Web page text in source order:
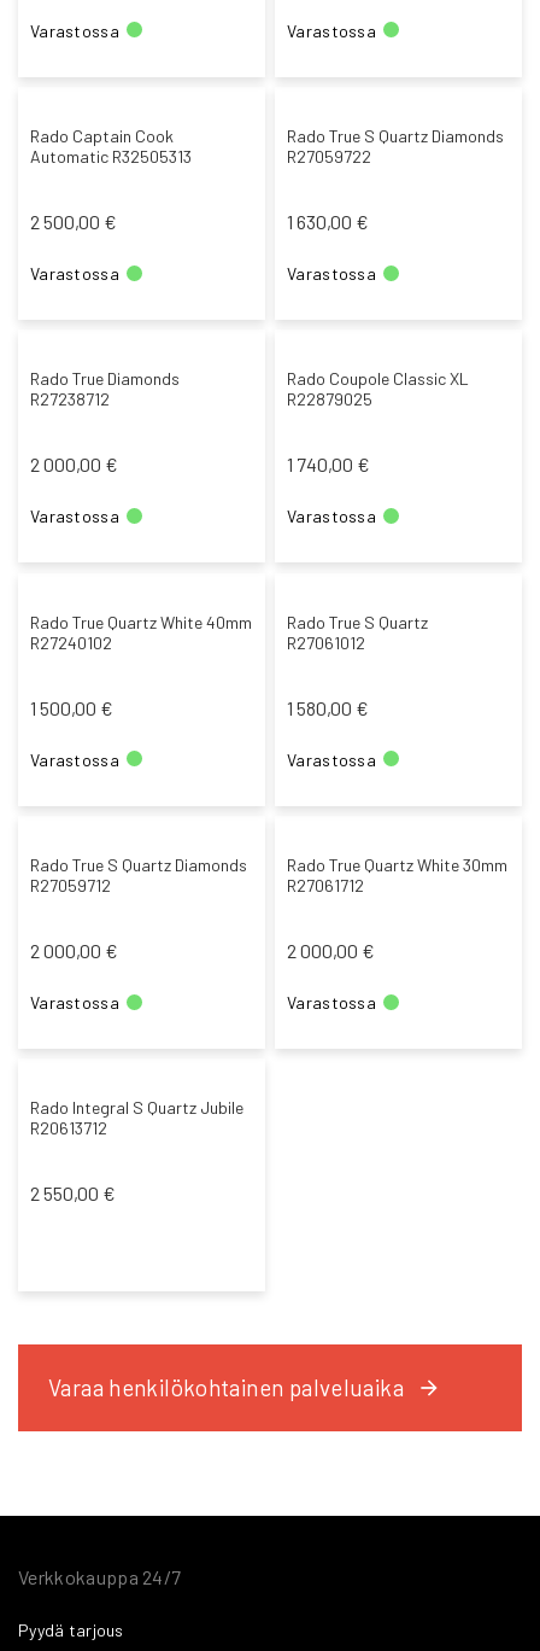
Varastossa Varastossa
Rado Captain Cook
Automatic R32505313
2 500,00 €
Varastossa
Rado True S Quartz Diamonds
R27059722
1 630,00 €
Varastossa
Rado True Diamonds
R27238712
2 000,00 €
Varastossa
Rado Coupole Classic XL
R22879025
1 740,00 €
Varastossa
Rado True Quartz White 40mm
R27240102
1 500,00 €
Varastossa
Rado True S Quartz
R27061012
1 580,00 €
Varastossa
Rado True S Quartz Diamonds
R27059712
2 000,00 €
Varastossa
Rado True Quartz White 30mm
R27061712
2 000,00 €
Varastossa
Rado Integral S Quartz Jubile
R20613712
2 550,00 €
Varaa henkilökohtainen palveluaika
Verkkokauppa 24/7
Pyydä tarjous